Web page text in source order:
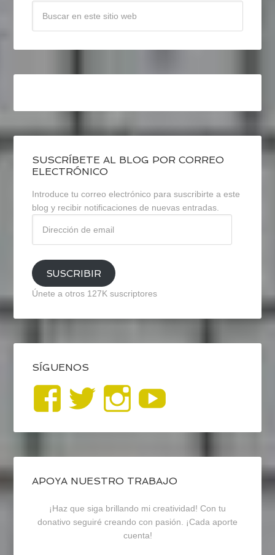
SUSCRÍBETE AL BLOG POR CORREO
ELECTRÓNICO
Introduce tu correo electrónico para suscribirte a este
blog y recibir notificaciones de nuevas entradas.
email
SUSCRIBIR
Únete a otros 127K suscriptores
SÍGUENOS
Ver
perfil
de
blogrecursosep
en
Ver
perfil
de
recursosep
en
Ver
perfil
de
recursosep
en
APOYA NUESTRO TRABAJO
¡Haz que siga brillando mi creatividad! Con tu
donativo seguiré creando con pasión. ¡Cada aporte
cuenta!